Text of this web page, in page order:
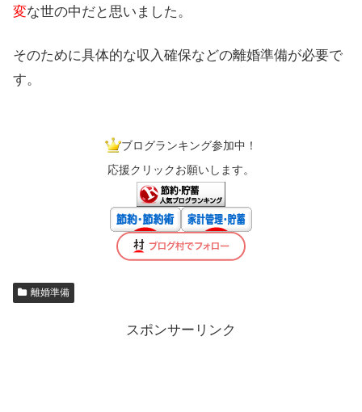
変な世の中だと思いました。
そのために具体的な収入確保などの離婚準備が必要で
す。
ブログランキング参加中！
応援クリックお願いします。
離婚準備
スポンサーリンク